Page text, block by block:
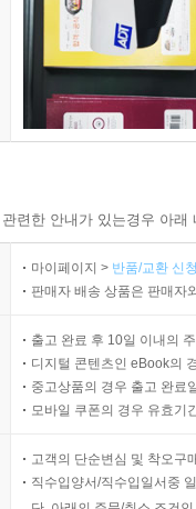
련한 안내가 있는경우 아
마이페이지 > 반품/교환 신
판매자 배송 상품은 판매자
출고 완료 후 10일 이내의
디지털 콘텐츠인 eBook의
중고상품의 경우 출고 완료
모바일 쿠폰의 경우 유효기
고객의 단순변심 및 착오구
직수입양서/직수입일서중